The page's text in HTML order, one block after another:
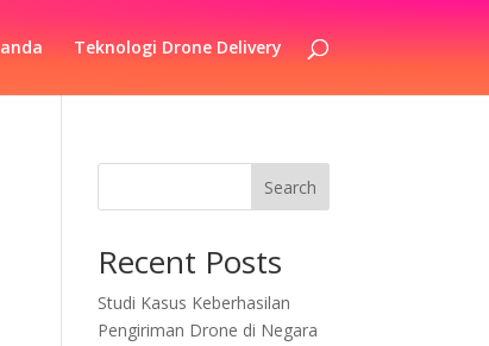
Teknologi Drone Delivery
Search
Recent Posts
Studi Kasus Keberhasilan
Pengiriman Drone di Negara